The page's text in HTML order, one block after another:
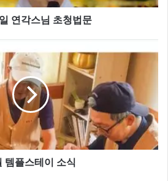
연각스님 초청법문
템플스테이 소식